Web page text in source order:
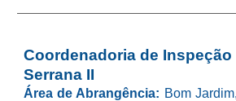
Coordenadoria de
Serrana II
Área de Abrangência: Bom